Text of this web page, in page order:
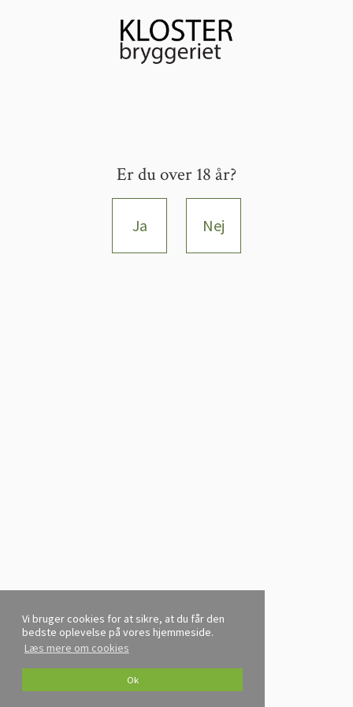
Vi bruger cookies for at sikre, at du får den
bedste oplevelse på vores hjemmeside.
Læs mere om cookies
Ok
Er du over 18 år?
Ja Nej